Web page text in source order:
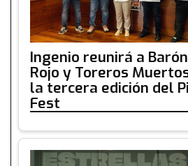
Ingenio reunirá a Barón
Rojo y Toreros
la tercera edición del
Fest